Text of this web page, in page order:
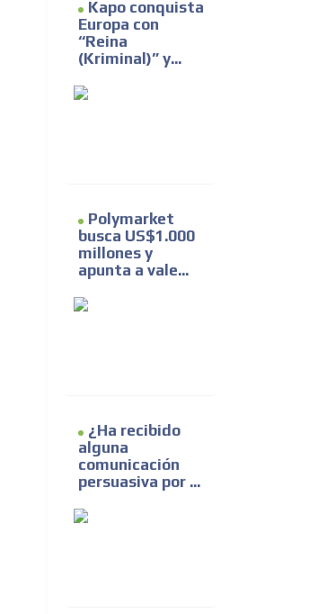
Kapo conquista
Europa con
“Reina
(Kriminal)” y...
Polymarket
busca US$1.000
millones y
apunta a vale...
¿Ha recibido
alguna
comunicación
persuasiva por ...